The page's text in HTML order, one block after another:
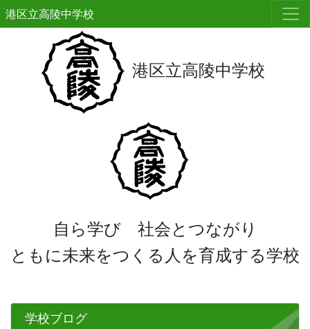
港区立高陵中学校
港区立高陵中学校
自ら学び 社会とつながり
ともに未来をつくる人を育成する学校
学校ブログ